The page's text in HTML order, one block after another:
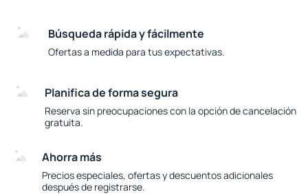
Búsqueda rápida y fácilmente
Ofertas a medida para tus expectativas.
Planifica de forma segura
Reserva sin preocupaciones con la opción de cancelación
gratuita.
Ahorra más
Precios especiales, ofertas y descuentos adicionales
después de registrarse.